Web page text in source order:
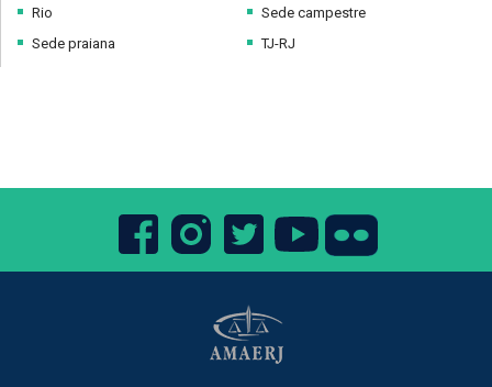
Rio
Sede praiana
Sede campestre
TJ-RJ